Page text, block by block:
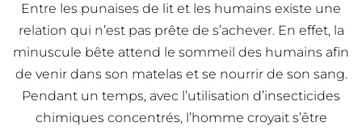
Entre les punaises de lit et les humains existe une
relation qui n’est pas prête de s’achever. En effet, la
minuscule bête attend le sommeil des humains afin
de venir dans son matelas et se nourrir de son sang.
Pendant un temps, avec l’utilisation d’insecticides
chimiques concentrés, l’homme croyait s’être